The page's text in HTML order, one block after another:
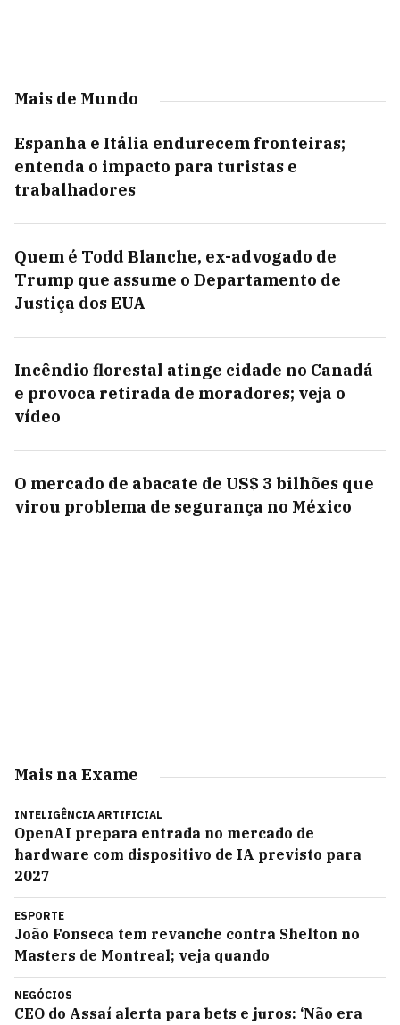
Mais de Mundo
Espanha e Itália endurecem fronteiras;
entenda o impacto para turistas e
trabalhadores
Quem é Todd Blanche, ex-advogado de
Trump que assume o Departamento de
Justiça dos EUA
Incêndio florestal atinge cidade no Canadá
e provoca retirada de moradores; veja o
vídeo
O mercado de abacate de US$ 3 bilhões que
virou problema de segurança no México
Mais na Exame
INTELIGÊNCIA ARTIFICIAL
OpenAI prepara entrada no mercado de
hardware com dispositivo de IA previsto para
2027
ESPORTE
João Fonseca tem revanche contra Shelton no
Masters de Montreal; veja quando
NEGÓCIOS
CEO do Assaí alerta para bets e juros: ‘Não era